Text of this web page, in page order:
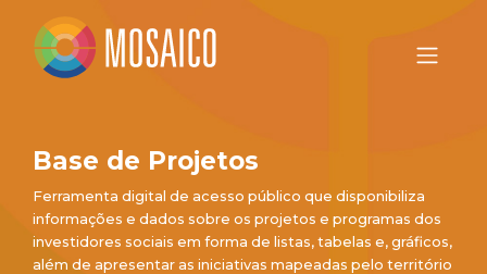
Base de Projetos
Ferramenta digital de acesso público que disponibiliza
informações e dados sobre os projetos e programas dos
investidores sociais em forma de listas, tabelas e, gráficos,
além de apresentar as iniciativas mapeadas pelo território